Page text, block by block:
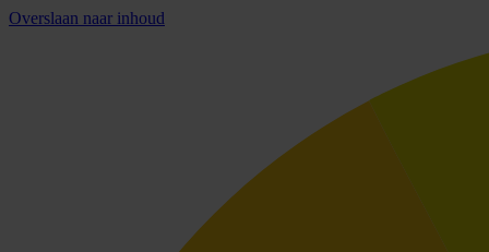
Overslaan naar inhoud